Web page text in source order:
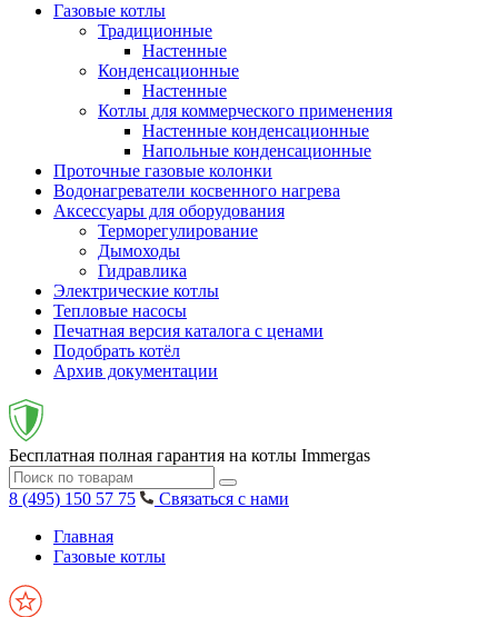
Газовые котлы
Традиционные
Настенные
Конденсационные
Настенные
Котлы для коммерческого применения
Настенные конденсационные
Напольные конденсационные
Проточные газовые колонки
Водонагреватели косвенного нагрева
Аксессуары для оборудования
Терморегулирование
Дымоходы
Гидравлика
Электрические котлы
Тепловые насосы
Печатная версия каталога с ценами
Подобрать котёл
Архив документации
Бесплатная полная гарантия на котлы Immergas
8 (495) 150 57 75
Связаться с нами
Главная
Газовые котлы